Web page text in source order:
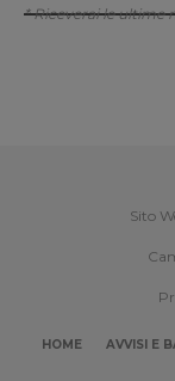
* Riceverai le ultime
Sito
HOME AVVISI E